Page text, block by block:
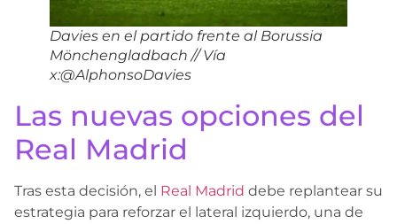
Davies en el partido frente al Borussia
Mönchengladbach // Vía
x:@AlphonsoDavies
Las nuevas opciones del
Real Madrid
Tras esta decisión, el Real Madrid debe replantear su
estrategia para reforzar el lateral izquierdo, una de